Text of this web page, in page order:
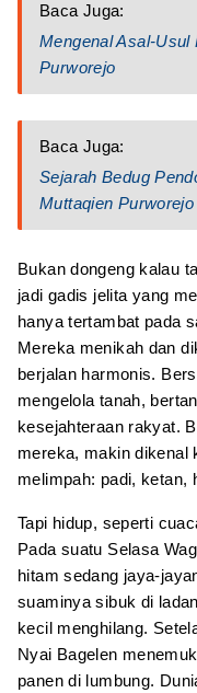
Baca Juga:
Mengenal Asal-Usul
Purworejo
Baca Juga:
Sejarah Bedug
Muttaqien Purworejo
Bukan dongeng kalau
jadi gadis jelita yang
hanya tertambat pada
Mereka menikah dan
berjalan harmonis.
mengelola tanah,
kesejahteraan rakyat.
mereka, makin dikenal
melimpah: padi, ketan,
Tapi hidup, seperti
Pada suatu Selasa
hitam sedang jaya-
suaminya sibuk di
kecil menghilang.
Nyai Bagelen
panen di lumbung.